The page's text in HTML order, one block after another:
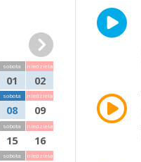
sobota
01
niedziela
02
sobota
08
niedziela
09
sobota
15
niedziela
16
sobota niedziela